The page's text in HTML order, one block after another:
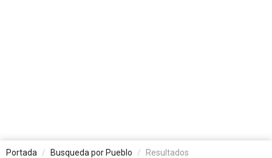
Portada Busqueda por Pueblo Resultados